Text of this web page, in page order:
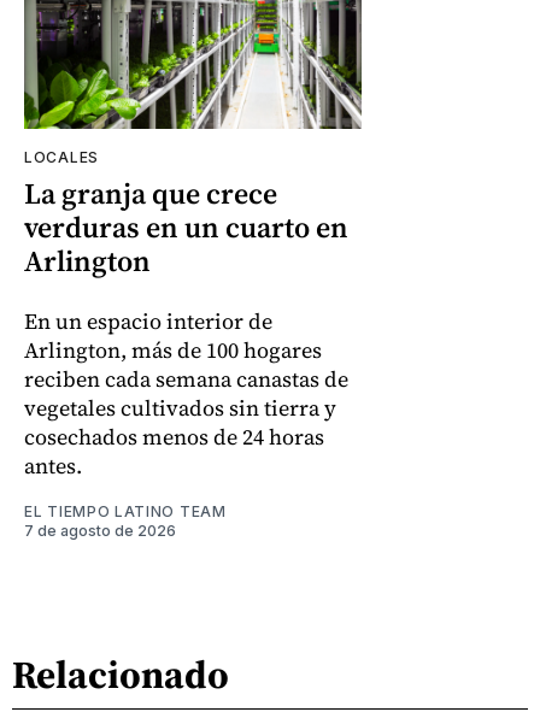
LOCALES
La granja que crece
verduras en un cuarto en
Arlington
En un espacio interior de
Arlington, más de 100 hogares
reciben cada semana canastas de
vegetales cultivados sin tierra y
cosechados menos de 24 horas
antes.
EL TIEMPO LATINO TEAM
7 de agosto de 2026
Relacionado